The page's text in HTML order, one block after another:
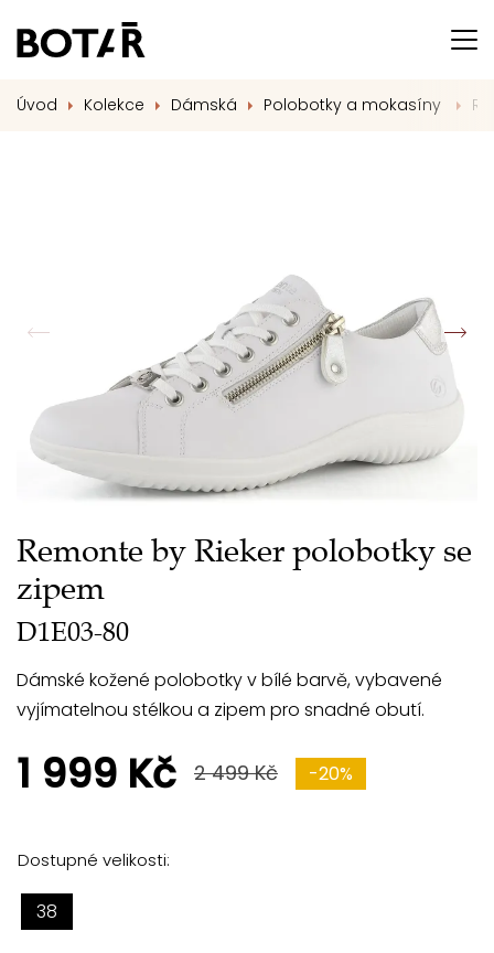
Úvod Kolekce Dámská Polobotky a mokasíny
Remonte by Rieker polobotky se
zipem
D1E03-80
Dámské kožené polobotky v bílé barvě, vybavené
vyjímatelnou stélkou a zipem pro snadné obutí.
1 999 Kč 2 499 Kč -20%
Dostupné velikosti:
38